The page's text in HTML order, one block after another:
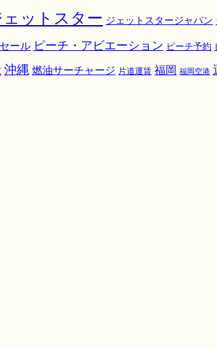
ェットスター ジェットスタージャパン
ール ピーチ・アビエーション ピーチ予約
沖縄 燃油サーチャージ 片道運賃 福岡 福岡空港